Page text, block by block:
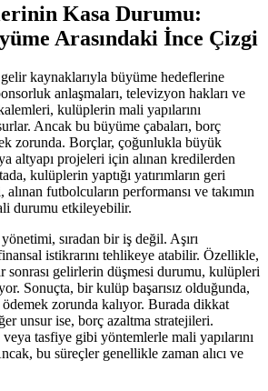
Kasa Durumu:
Arasındaki İnce Çizgi
kaynaklarıyla büyüme hedeflerine
anlaşmaları, televizyon hakları ve
kulüplerin mali yapılarını
Ancak bu büyüme çabaları, borç
zorunda. Borçlar, çoğunlukla büyük
altyapı projeleri için alınan kredilerden
kulüplerin yaptığı yatırımların geri
futbolcuların performansı ve takımın
durumu etkileyebilir.
sıradan bir iş değil. Aşırı
istikrarını tehlikeye atabilir. Özellikle,
sonrası gelirlerin düşmesi durumu, kulüpleri
Sonuçta, bir kulüp başarısız olduğunda,
zorunda kalıyor. Burada dikkat
unsur ise, borç azaltma stratejileri.
tasfiye gibi yöntemlerle mali yapılarını
bu süreçler genellikle zaman alıcı ve